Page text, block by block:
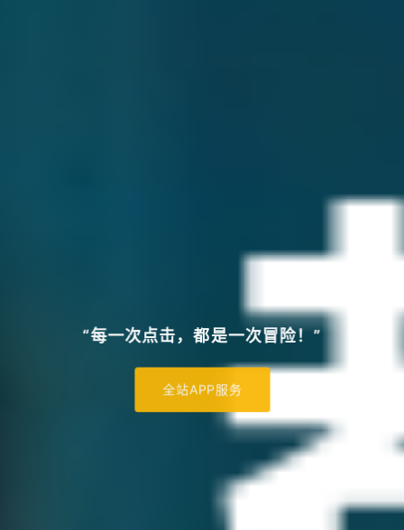
“每一次点击，都是一次冒险！”
全站APP服务